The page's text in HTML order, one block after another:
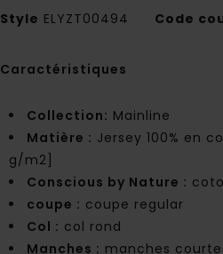
Style ELYZT00494 Code
Caractéristiques
Collection: Mainline
Matière : Jersey 100% en
g/m2]
Conscious by Nature :
coupe : coupe regular
Col : col rond
Manches : manches